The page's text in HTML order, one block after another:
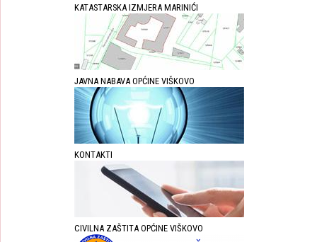
KATASTARSKA IZMJERA MARINIĆI
JAVNA NABAVA OPĆINE VIŠKOVO
KONTAKTI
CIVILNA ZAŠTITA OPĆINE VIŠKOVO